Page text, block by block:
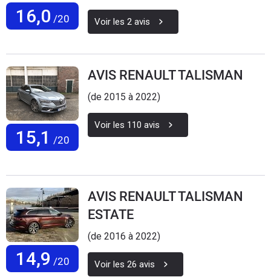
16,0 /20 Voir les 2 avis
15,1 /20
AVIS RENAULT TALISMAN
(de 2015 à 2022)
Voir les 110 avis
14,9 /20
AVIS RENAULT TALISMAN
ESTATE
(de 2016 à 2022)
Voir les 26 avis